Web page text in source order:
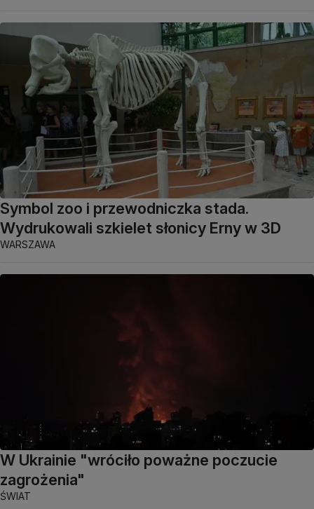
Symbol zoo i przewodniczka stada.
Wydrukowali szkielet słonicy Erny w 3D
WARSZAWA
W Ukrainie "wróciło poważne poczucie
zagrożenia"
ŚWIAT